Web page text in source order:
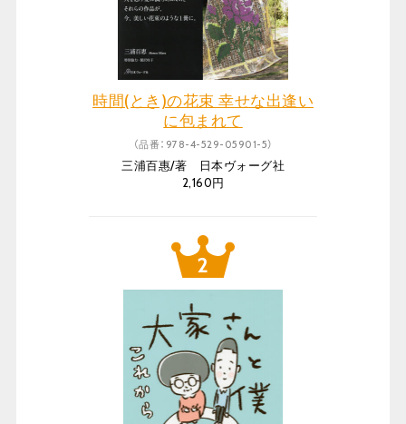
時間(とき)の花束 幸せな出逢い
に包まれて
（品番：978-4-529-05901-5）
三浦百惠/著 日本ヴォーグ社
2,160円